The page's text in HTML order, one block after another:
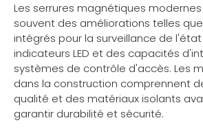
Les serrures magnétiques
souvent des améliorations telles
intégrés pour la surveillance de
indicateurs LED et des capacités
systèmes de contrôle d'accès. Les
dans la construction comprennent
qualité et des matériaux isolants
garantir durabilité et sécurité.